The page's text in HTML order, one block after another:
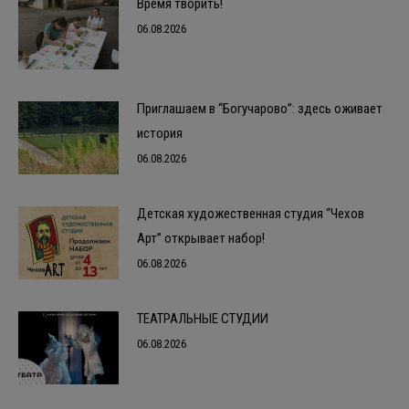
Время творить!
06.08.2026
Приглашаем в “Богучарово”: здесь оживает
история
06.08.2026
Детская художественная студия “Чехов
Арт” открывает набор!
06.08.2026
ТЕАТРАЛЬНЫЕ СТУДИИ
06.08.2026